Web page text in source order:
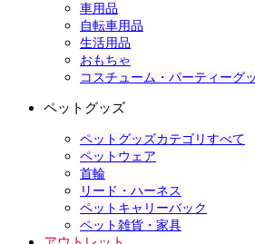
車用品
自転車用品
生活用品
おもちゃ
コスチューム・パーティーグ
ペットグッズ
ペットグッズカテゴリすべて
ペットウェア
首輪
リード・ハーネス
ペットキャリーバック
ペット雑貨・家具